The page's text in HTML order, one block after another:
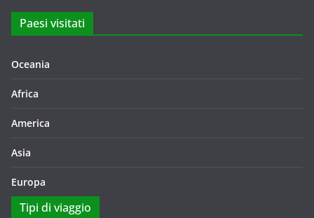
Paesi visitati
Oceania
Africa
America
Asia
Europa
Tipi di viaggio